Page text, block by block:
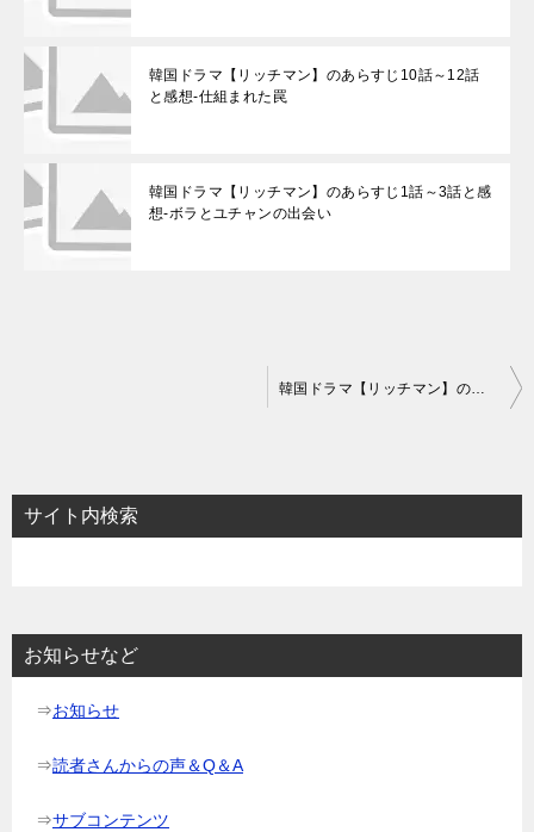
韓国ドラマ【リッチマン】のあらすじ10話～12話
と感想-仕組まれた罠
韓国ドラマ【リッチマン】のあらすじ1話～3話と感
想-ボラとユチャンの出会い
ビ
ゲ
ョ
韓国ドラマ【リッチマン】の相関図とキャスト情報
サイト内検索
お知らせなど
⇒お知らせ
⇒読者さんからの声＆Q＆A
⇒サブコンテンツ